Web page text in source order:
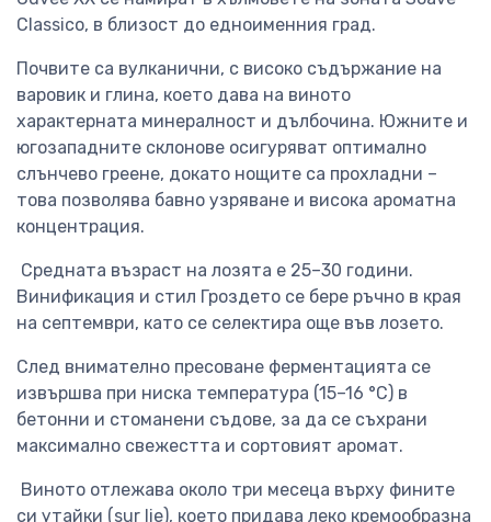
Classico, в близост до едноименния град.
Почвите са вулканични, с високо съдържание на
варовик и глина, което дава на виното
характерната минералност и дълбочина. Южните и
югозападните склонове осигуряват оптимално
слънчево греене, докато нощите са прохладни –
това позволява бавно узряване и висока ароматна
концентрация.
Средната възраст на лозята е 25–30 години.
Винификация и стил Гроздето се бере ръчно в края
на септември, като се селектира още във лозето.
След внимателно пресоване ферментацията се
извършва при ниска температура (15–16 °C) в
бетонни и стоманени съдове, за да се съхрани
максимално свежестта и сортовият аромат.
Виното отлежава около три месеца върху фините
си утайки (sur lie), което придава леко кремообразна